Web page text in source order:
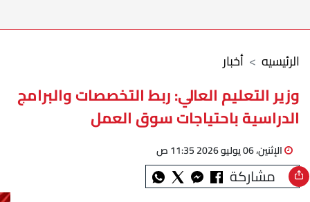
أخبار الرئيسيه
وزير التعليم العالي: ربط التخصصات والبرامج
الدراسية باحتياجات سوق العمل
الإثنين، 06 يوليو 2026 11:35 ص
مشاركة